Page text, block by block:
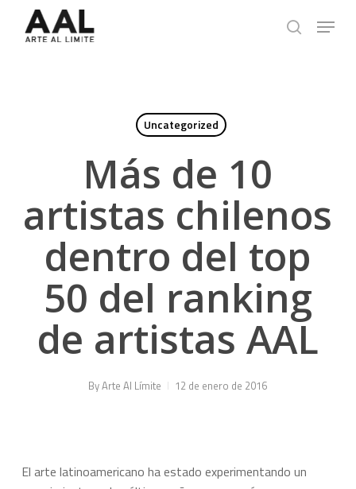
search
Menu
Uncategorized
Más de 10
artistas chilenos
dentro del top
50 del ranking
de artistas AAL
ByArte Al Límite 12 de enero de 2016
El arte latinoamericano ha estado experimentando un